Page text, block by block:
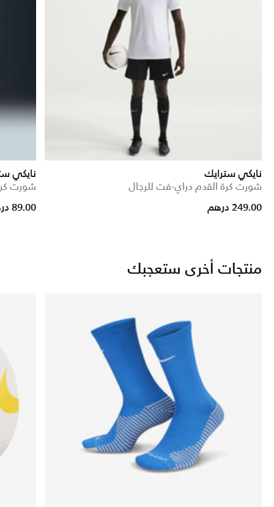
نايكي سترايك
شورت كرة القدم دراي-فت للرجال
249.00 درهم
نايكي
شورت
from89.00 درهم
منتجات أخرى ستعجبك